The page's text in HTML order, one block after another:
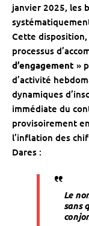
janvier 2025, les
Cette
processus
d’engagement »
d’activité
dynamiques
immédiate du
provisoirement
l’inflation des
Dares :
Le
sans